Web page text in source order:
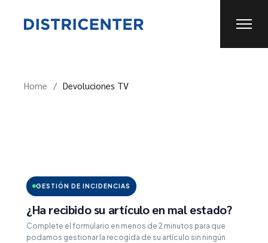
Home Devoluciones TV
GESTIÓN DE INCIDENCIAS
¿Ha recibido su artículo en mal estado?
Complete el formulario en menos de 2 minutos para que
podamos gestionar la recogida de su artículo sin ningún